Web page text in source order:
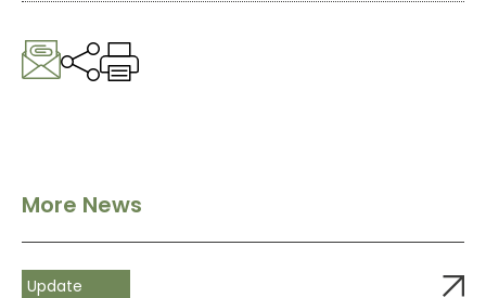
More News
Update